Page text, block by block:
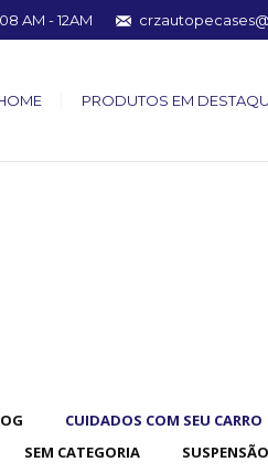
AM - 12AM
PRODUTOS EM
CUIDADOS COM SEU CARRO
SEM CATEGORIA SUSPENSÃO